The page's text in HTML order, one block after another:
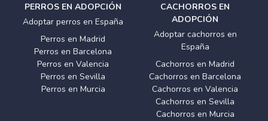
PERROS EN ADOPCIÓN
Adoptar perros en España
Perros en Madrid
Perros en Barcelona
Perros en Valencia
Perros en Sevilla
Perros en Murcia
CACHORROS EN
ADOPCIÓN
Adoptar cachorros en
España
Cachorros en Madrid
Cachorros en Barcelona
Cachorros en Valencia
Cachorros en Sevilla
Cachorros en Murcia